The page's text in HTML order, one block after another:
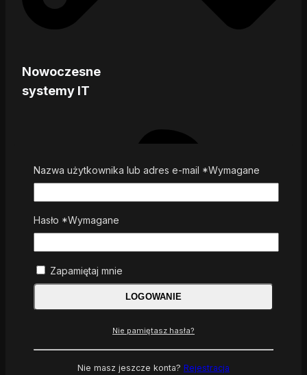
Nowoczesne
systemy IT
Nazwa użytkownika lub adres e-mail *Wymagane
Hasło *Wymagane
Zapamiętaj mnie
LOGOWANIE
Nie pamiętasz hasła?
Nie masz jeszcze konta? Rejestracja